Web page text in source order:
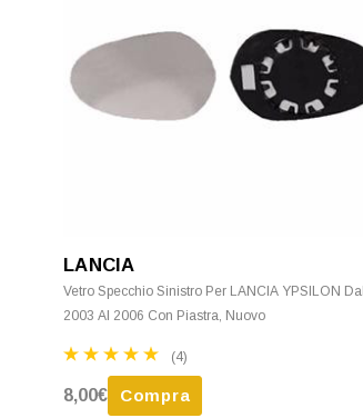
LANCIA
Vetro Specchio Sinistro Per LANCIA YPSILON Dal
2003 Al 2006 Con Piastra, Nuovo
(4)
8,00€ Compra